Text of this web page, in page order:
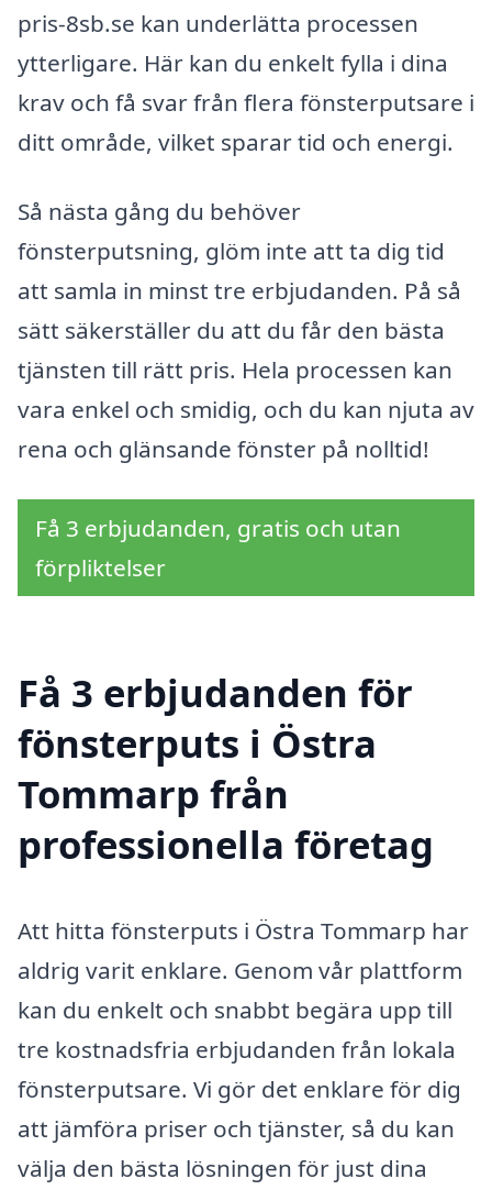
pris-8sb.se kan underlätta processen
ytterligare. Här kan du enkelt fylla i dina
krav och få svar från flera fönsterputsare i
ditt område, vilket sparar tid och energi.
Så nästa gång du behöver
fönsterputsning, glöm inte att ta dig tid
att samla in minst tre erbjudanden. På så
sätt säkerställer du att du får den bästa
tjänsten till rätt pris. Hela processen kan
vara enkel och smidig, och du kan njuta av
rena och glänsande fönster på nolltid!
Få 3 erbjudanden, gratis och utan
förpliktelser
Få 3 erbjudanden för
fönsterputs i Östra
Tommarp från
professionella företag
Att hitta fönsterputs i Östra Tommarp har
aldrig varit enklare. Genom vår plattform
kan du enkelt och snabbt begära upp till
tre kostnadsfria erbjudanden från lokala
fönsterputsare. Vi gör det enklare för dig
att jämföra priser och tjänster, så du kan
välja den bästa lösningen för just dina